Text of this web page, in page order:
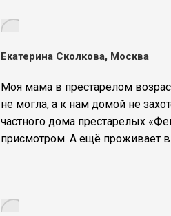
Екатерина Сколкова, Москва
Моя мама в престарелом
не могла, а к нам домой не
частного дома престарелых
присмотром. А ещё проживает